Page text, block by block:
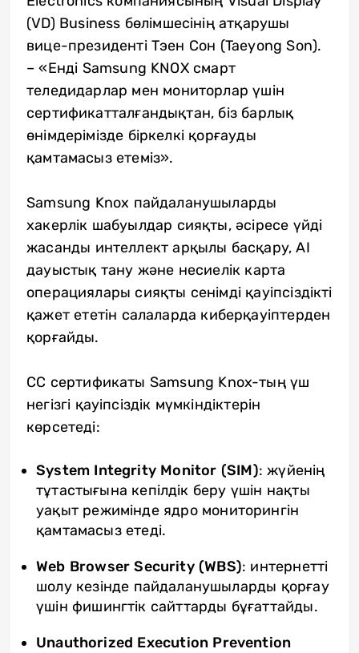
(VD) Business бөлімшесінің атқарушы
вице-президенті Тэен Сон (Taeyong Son).
– «Енді Samsung KNOX смарт
теледидарлар мен мониторлар үшін
сертификатталғандықтан, біз барлық
өнімдерімізде біркелкі қорғауды
қамтамасыз етеміз».
Samsung Knox пайдаланушыларды
хакерлік шабуылдар сияқты, әсіресе үйді
жасанды интеллект арқылы басқару, AI
дауыстық тану және несиелік карта
операциялары сияқты сенімді қауіпсіздікті
қажет ететін салаларда киберқауіптерден
қорғайды.
CC сертификаты Samsung Knox-тың үш
негізгі қауіпсіздік мүмкіндіктерін
көрсетеді:
System Integrity Monitor (SIM): жүйенің
тұтастығына кепілдік беру үшін нақты
уақыт режимінде ядро мониторингін
қамтамасыз етеді.
Web Browser Security(WBS): интернетті
шолу кезінде пайдаланушыларды қорғау
үшін фишингтік сайттарды бұғаттайды.
Unauthorized Execution Prevention